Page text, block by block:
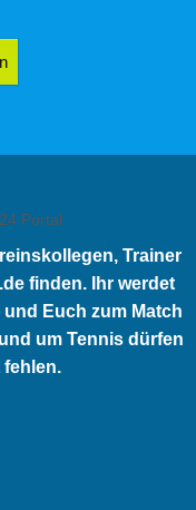
Trainer
finden. Ihr werdet
Euch zum Match
um Tennis dürfen